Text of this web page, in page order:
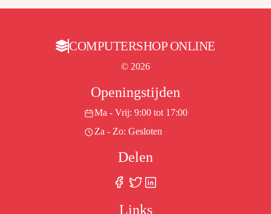
COMPUTERSHOP ONLINE
© 2026
Openingstijden
Ma - Vrij: 9:00 tot 17:00
Za - Zo: Gesloten
Delen
Links